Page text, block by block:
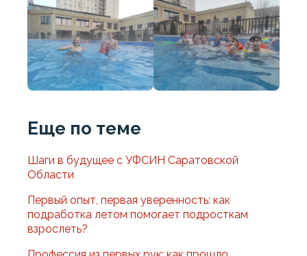
Еще по теме
Шаги в будущее с УФСИН Саратовской
Области
Первый опыт, первая уверенность: как
подработка летом помогает подросткам
взрослеть?